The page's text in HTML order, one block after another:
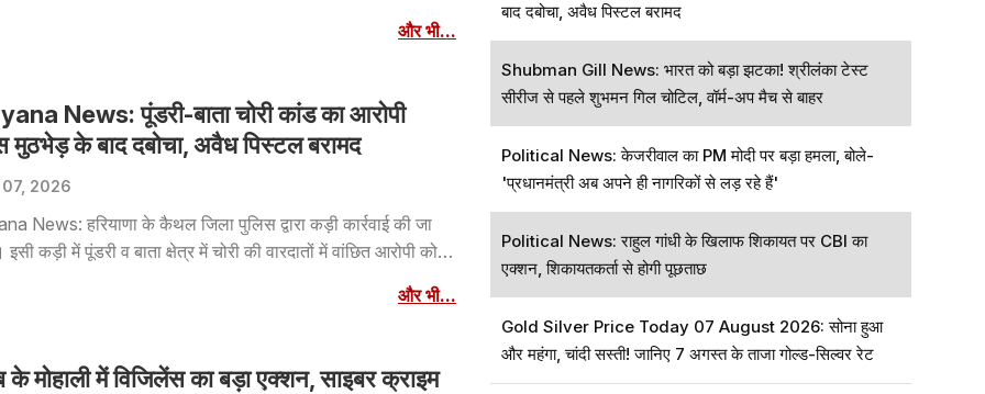
मीना ने मामले को अत्यंत गंभीरता से लेते हुए तत्काल संज्ञान लिया और
और भी...
News: पूंडरी-बाता चोरी कांड का आरोपी
मुठभेड़ के बाद दबोचा, अवैध पिस्टल बरामद
07, 2026
News: हरियाणा के कैथल जिला पुलिस द्वारा कड़ी कार्रवाई की जा
इसी कड़ी में पूंडरी व बाता क्षेत्र में चोरी की वारदातों में वांछित आरोपी को
आरोपी के बाएं पैर में गोली लगी, जिसके बाद उसे काबू कर उपचार के लिए
और भी...
के मोहाली में विजिलेंस का बड़ा एक्शन, साइबर क्राइम
बाद दबोचा, अवैध पिस्टल बरामद
Shubman Gill News: भारत को बड़ा झटका! श्रीलंका टेस्ट
सीरीज से पहले शुभमन गिल चोटिल, वॉर्म-अप मैच से बाहर
Political News: केजरीवाल का PM मोदी पर बड़ा हमला, बोले-
'प्रधानमंत्री अब अपने ही नागरिकों से लड़ रहे हैं'
Political News: राहुल गांधी के खिलाफ शिकायत पर CBI का
एक्शन, शिकायतकर्ता से होगी पूछताछ
Gold Silver Price Today 07 August 2026: सोना हुआ
और महंगा, चांदी सस्ती! जानिए 7 अगस्त के ताजा गोल्ड-सिल्वर रेट